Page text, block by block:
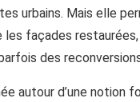
urbains. Mais elle
les façades
des
autour d’une